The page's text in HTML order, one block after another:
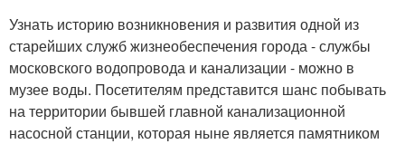
Узнать историю возникновения и развития одной из
старейших служб жизнеобеспечения города - службы
московского водопровода и канализации - можно в
музее воды. Посетителям представится шанс побывать
на территории бывшей главной канализационной
насосной станции, которая ныне является памятником